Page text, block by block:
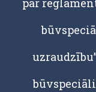
par